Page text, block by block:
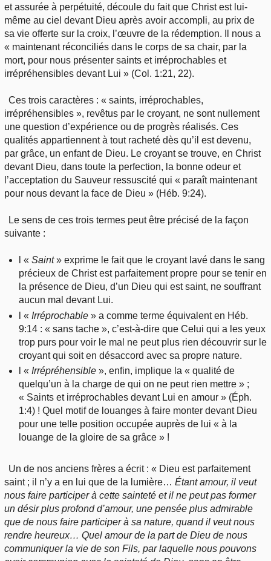
et assurée à perpétuité, découle du fait que Christ est lui-
même au ciel devant Dieu après avoir accompli, au prix de
sa vie offerte sur la croix, l’œuvre de la rédemption. Il nous a
« maintenant réconciliés dans le corps de sa chair, par la
mort, pour nous présenter saints et irréprochables et
irrépréhensibles devant Lui » (Col. 1:21, 22).
Ces trois caractères : « saints, irréprochables,
irrépréhensibles », revêtus par le croyant, ne sont nullement
une question d’expérience ou de progrès réalisés. Ces
qualités appartiennent à tout racheté dès qu’il est devenu,
par grâce, un enfant de Dieu. Le croyant se trouve, en Christ
devant Dieu, dans toute la perfection, la bonne odeur et
l’acceptation du Sauveur ressuscité qui « paraît maintenant
pour nous devant la face de Dieu » (Héb. 9:24).
Le sens de ces trois termes peut être précisé de la façon
suivante :
l « Saint» exprime le fait que le croyant lavé dans le sang
précieux de Christ est parfaitement propre pour se tenir en
la présence de Dieu, d’un Dieu qui est saint, ne souffrant
aucun mal devant Lui.
l « Irréprochable » a comme terme équivalent en Héb.
9:14 : « sans tache », c’est-à-dire que Celui qui a les yeux
trop purs pour voir le mal ne peut plus rien découvrir sur le
croyant qui soit en désaccord avec sa propre nature.
l « Irrépréhensible », enfin, implique la « qualité de
quelqu’un à la charge de qui on ne peut rien mettre » ;
« Saints et irréprochables devant Lui en amour » (Éph.
1:4) ! Quel motif de louanges à faire monter devant Dieu
pour une telle position occupée auprès de lui « à la
louange de la gloire de sa grâce » !
Un de nos anciens frères a écrit : « Dieu est parfaitement
saint ; il n’y a en lui que de la lumière… Étant amour, il veut
nous faire participer à cette sainteté et il ne peut pas former
un désir plus profond d’amour, une pensée plus admirable
que de nous faire participer à sa nature, quand il veut nous
rendre heureux… Quel amour de la part de Dieu de nous
communiquer la vie de son Fils, par laquelle nous pouvons